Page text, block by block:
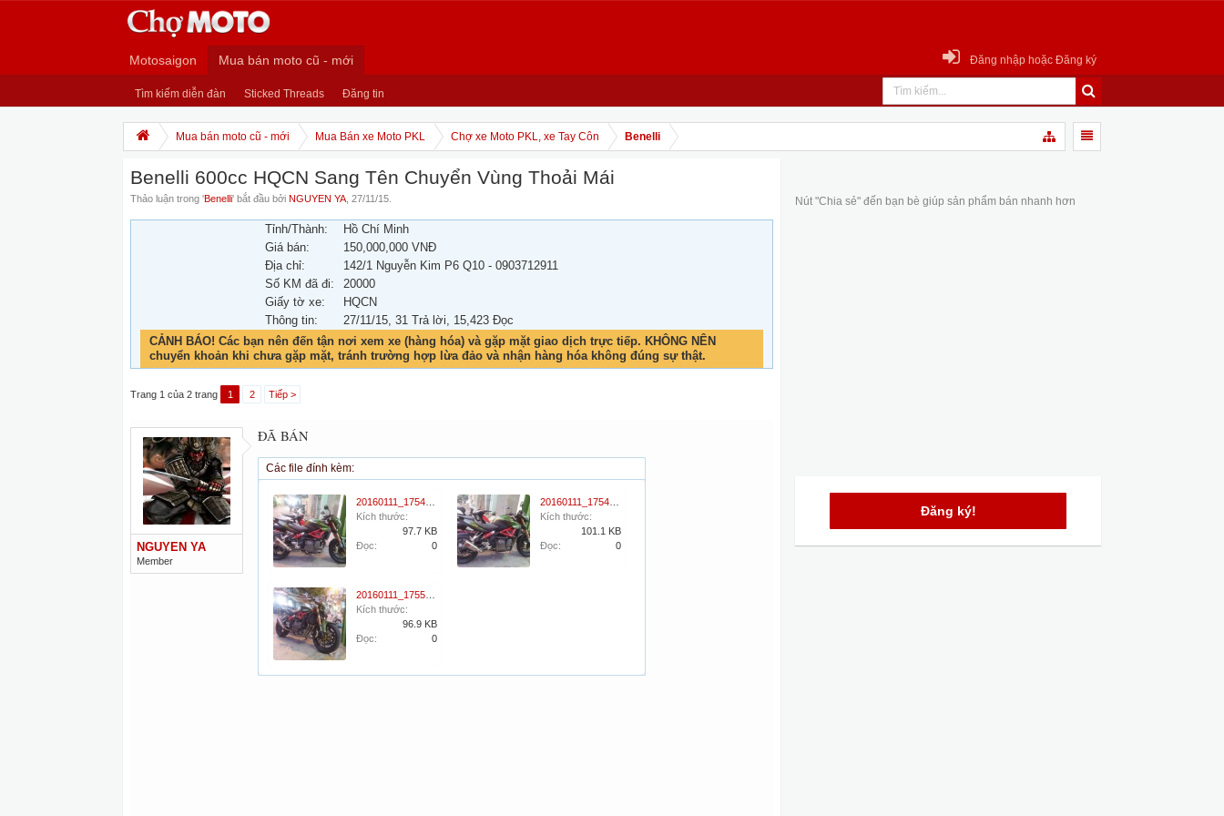
Motosaigon Mua bán moto cũ - mới
Tìm kiếm diễn đàn Sticked Threads Đăng tin
Đăng nhập hoặc Đăng ký
Mua bán moto cũ - mới Mua Bán xe Moto PKL Chợ xe Moto PKL, xe Tay Côn Benelli
Benelli 600cc HQCN Sang Tên Chuyển Vùng Thoải Mái
Thảo luận trong 'Benelli' bắt đầu bởi NGUYEN YA 27/11/15
Tỉnh/Thành:
Hồ Chí Minh
Giá bán:
150,000,000 VNĐ
Địa chỉ:
142/1 Nguyễn Kim P6 Q10 - 0903712911
Số KM đã đi:
20000
Giấy tờ xe:
HQCN
Thông tin:
27/11/15, 31 Trả lời, 15,423 Đọc
CẢNH BÁO! Các bạn nên đến tận nơi xem xe (hàng hóa) và gặp mặt giao dịch trực tiếp. KHÔNG NÊN
chuyển khoản khi chưa gặp mặt, tránh trường hợp lừa đảo và nhận hàng hóa không đúng sự thật.
Trang 1 của 2 trang 1 2 Tiếp >
NGUYEN YA
Member
ĐÃ BÁN
Các file đính kèm:
Kích thước:
97.7 KB
Đọc:
0
Kích thước:
101.1 KB
Đọc:
0
Kích thước:
96.9 KB
Đọc:
0
Nút "Chia sẻ" đến bạn bè giúp sản phẩm bán nhanh hơn
Đăng ký!